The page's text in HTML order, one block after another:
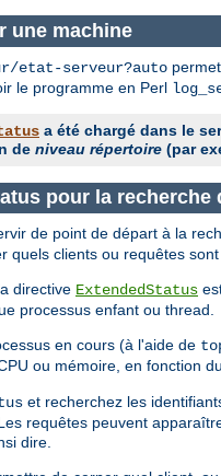
une machine
etat-serveur?auto
le programme en Perl
a été chargé dans le
de niveau répertoire (par
pour la recherche
de point de départ à la
quels clients ou requêtes
directive ExtendedStatus
processus enfant ou thread.
en cours (à l'aide de
ou mémoire, en fonction
et recherchez les
requêtes peuvent
dire.